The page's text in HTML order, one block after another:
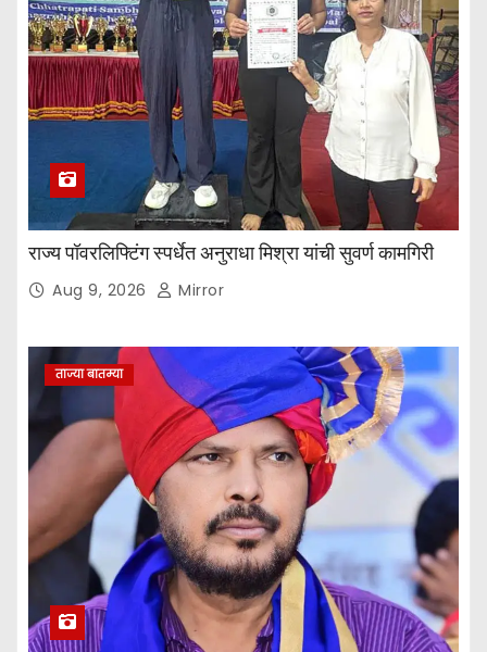
राज्य पॉवरलिफ्टिंग स्पर्धेत अनुराधा मिश्रा यांची सुवर्ण कामगिरी
Aug 9, 2026 Mirror
ताज्या बातम्या